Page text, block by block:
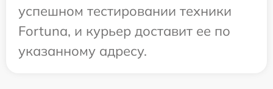
успешном тестировании техники
Fortuna, и курьер доставит ее по
указанному адресу.